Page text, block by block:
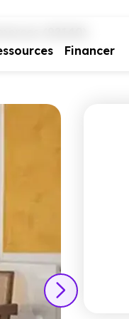
Financer